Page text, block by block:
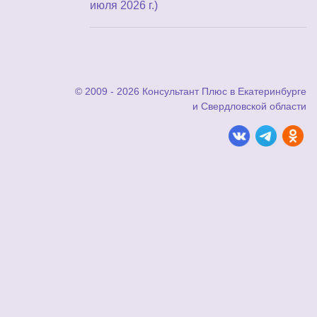
июля 2026 г.)
© 2009 - 2026 Консультант Плюс в Екатеринбурге
и Свердловской области